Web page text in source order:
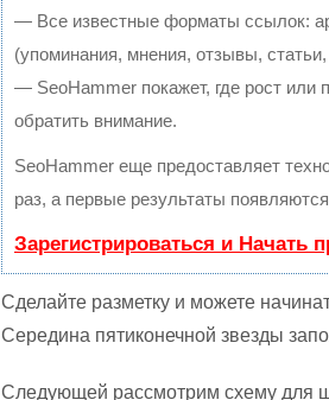
— Все известные форматы ссылок:
(упоминания, мнения, отзывы,
— SeoHammer покажет, где рост или
обратить внимание.
SeoHammer еще предоставляет
раз, а первые результаты
Зарегистрироваться и Начать
Сделайте разметку и можете
Середина пятиконечной звезды
Следующей рассмотрим схему для